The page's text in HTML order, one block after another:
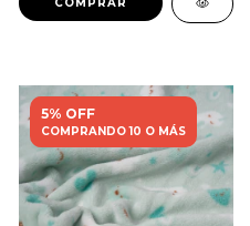
5% OFF
COMPRANDO 10 O MÁS